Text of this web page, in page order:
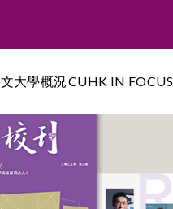
大學概況CUHK IN FOCUS